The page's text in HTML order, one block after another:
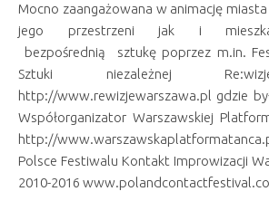
Mocno zaangażowana w animację
jego przestrzeni jak i
bezpośrednią sztukę poprzez m.in.
Sztuki niezależnej
http://www.rewizjewarszawa.pl gdzie
Współorganizator Warszawskiej
http://
Polsce Festiwalu Kontakt Improwizacji
2010-2016